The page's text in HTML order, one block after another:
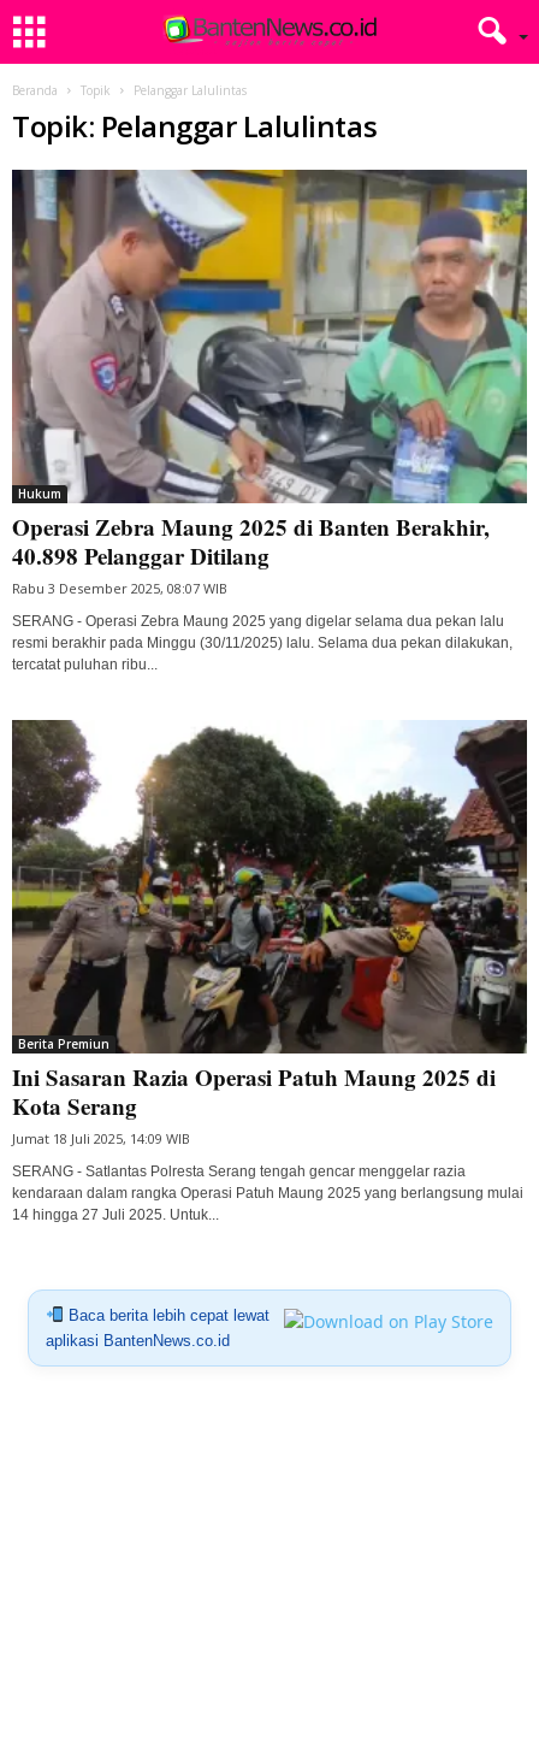
Beranda Topik Pelanggar Lalulintas
Topik: Pelanggar Lalulintas
Hukum
Operasi Zebra Maung 2025 di Banten Berakhir,
40.898 Pelanggar Ditilang
Rabu 3 Desember 2025, 08:07 WIB
SERANG - Operasi Zebra Maung 2025 yang digelar selama dua pekan lalu
resmi berakhir pada Minggu (30/11/2025) lalu. Selama dua pekan dilakukan,
tercatat puluhan ribu...
Berita Premiun
Ini Sasaran Razia Operasi Patuh Maung 2025 di
Kota Serang
Jumat 18 Juli 2025, 14:09 WIB
SERANG - Satlantas Polresta Serang tengah gencar menggelar razia
kendaraan dalam rangka Operasi Patuh Maung 2025 yang berlangsung mulai
14 hingga 27 Juli 2025. Untuk...
Baca berita lebih cepat lewat
aplikasi BantenNews.co.id